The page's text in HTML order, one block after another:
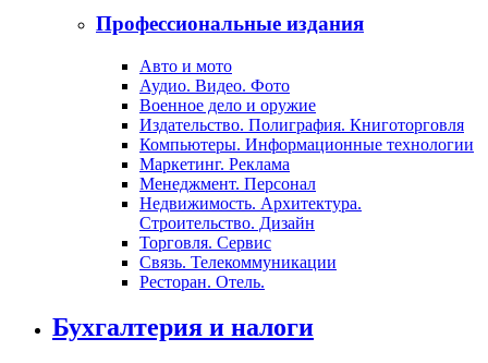
Профессиональные издания
Авто и мото
Аудио. Видео. Фото
Военное дело и оружие
Издательство. Полиграфия. Книготорговля
Компьютеры. Информационные технологии
Маркетинг. Реклама
Менеджмент. Персонал
Недвижимость. Архитектура.
Строительство. Дизайн
Торговля. Сервис
Связь. Телекоммуникации
Ресторан. Отель.
Бухгалтерия и налоги